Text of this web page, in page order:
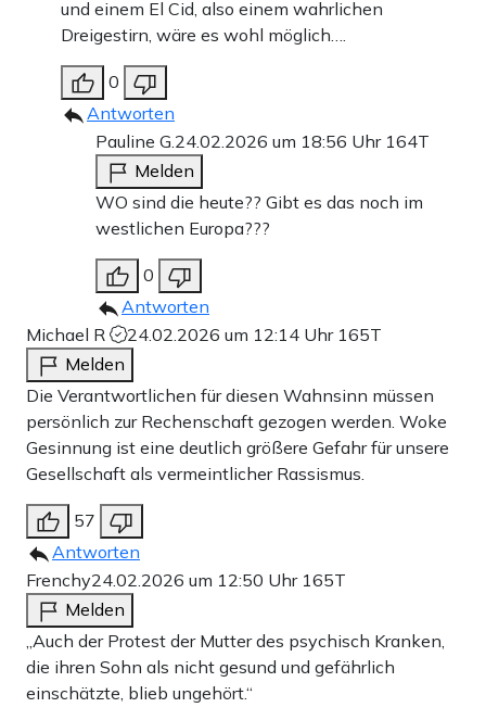
und einem El Cid, also einem wahrlichen
Dreigestirn, wäre es wohl möglich….
0
Antworten
Pauline G.24.02.2026 um 18:56 Uhr 164T
Melden
WO sind die heute?? Gibt es das noch im
westlichen Europa???
0
Antworten
Michael R
24.02.2026 um 12:14 Uhr 165T
Melden
Die Verantwortlichen für diesen Wahnsinn müssen
persönlich zur Rechenschaft gezogen werden. Woke
Gesinnung ist eine deutlich größere Gefahr für unsere
Gesellschaft als vermeintlicher Rassismus.
57
Antworten
Frenchy24.02.2026 um 12:50 Uhr 165T
Melden
„Auch der Protest der Mutter des psychisch Kranken,
die ihren Sohn als nicht gesund und gefährlich
einschätzte, blieb ungehört.“